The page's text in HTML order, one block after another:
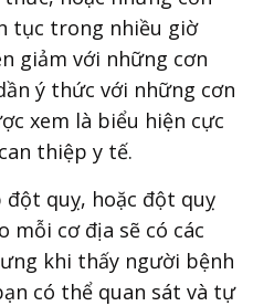
tục trong nhiều giờ
giảm với những cơn
ý thức với những cơn
xem là biểu hiện cực
thiệp y tế.
quỵ, hoặc đột quỵ
mỗi cơ địa sẽ có các
khi thấy người bệnh
có thể quan sát và tự